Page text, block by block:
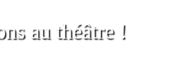
au théâtre !